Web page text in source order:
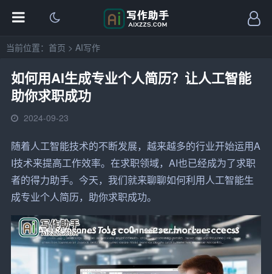
当前位置： 首页 > AI写作
如何用AI生成专业个人简历？让人工智能
助你求职成功
2024-09-23
随着人工智能技术的不断发展，越来越多的行业开始运用A
I技术来提高工作效率。在求职领域，AI也已经成为了求职
者的得力助手。今天，我们就来聊聊如何利用人工智能生
成专业个人简历，助你求职成功。